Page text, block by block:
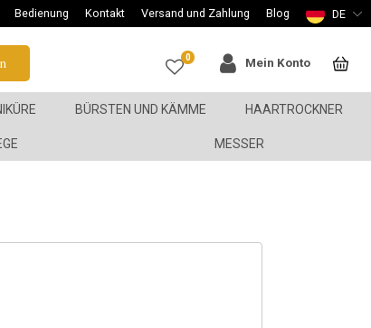
Bedienung Kontakt Versand und Zahlung Blog DE
0 Mein Konto
BÜRSTEN UND KÄMME HAARTROCKNER
MESSER